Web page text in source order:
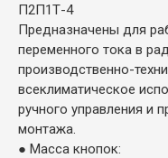
П2П1Т-4
Предназначены для
переменного тока в
производственно-
всеклиматическое
ручного управления и
монтажа.
● Масса кнопок: